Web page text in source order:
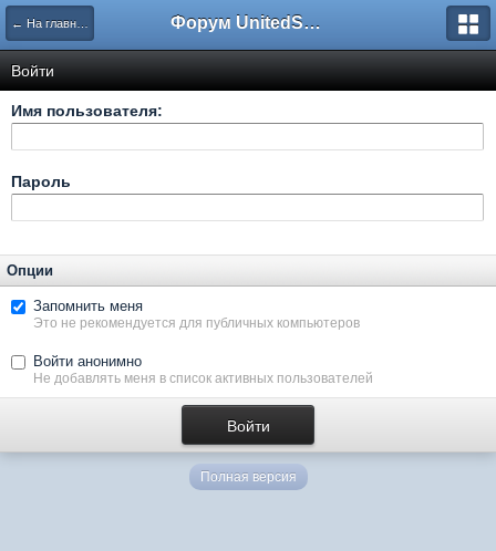
← На главную Форум UnitedSouth
Войти
Имя пользователя:
Пароль
Опции
Запомнить меня
Это не рекомендуется для публичных компьютеров
Войти анонимно
Не добавлять меня в список активных пользователей
Полная версия